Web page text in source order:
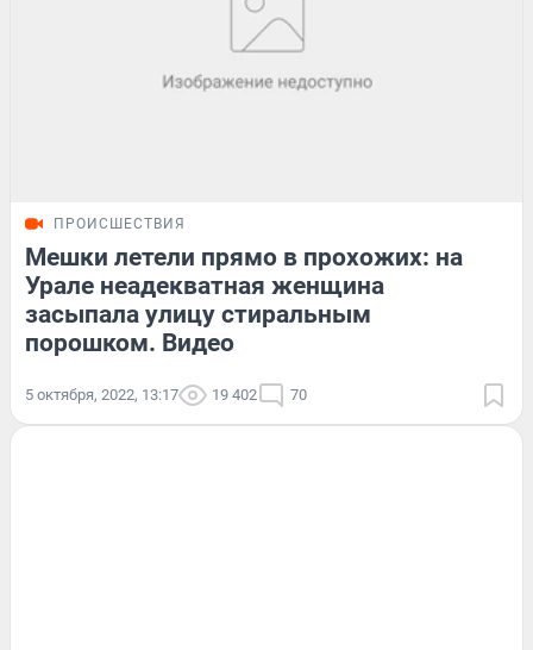
ПРОИСШЕСТВИЯ
Мешки летели прямо в прохожих: на
Урале неадекватная женщина
засыпала улицу стиральным
порошком. Видео
5 октября, 2022, 13:17 19 402 70